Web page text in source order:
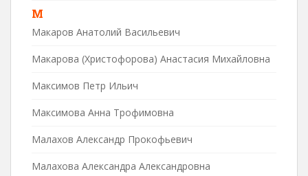
М
Макаров Анатолий Васильевич
Макарова (Христофорова) Анастасия Михайловна
Максимов Петр Ильич
Максимова Анна Трофимовна
Малахов Александр Прокофьевич
Малахова Александра Александровна